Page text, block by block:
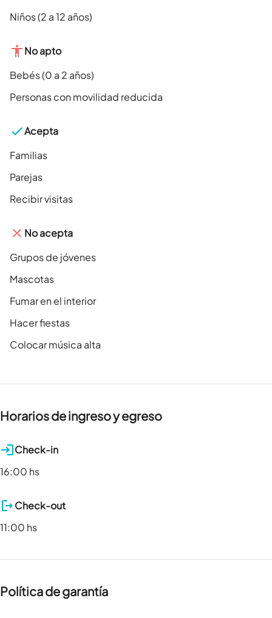
Niños (2 a 12 años)
No apto
Bebés (0 a 2 años)
Personas con movilidad reducida
Acepta
Familias
Parejas
Recibir visitas
No acepta
Grupos de jóvenes
Mascotas
Fumar en el interior
Hacer fiestas
Colocar música alta
Horarios de ingreso y egreso
Check-in
16:00 hs
Check-out
11:00 hs
Política de garantía